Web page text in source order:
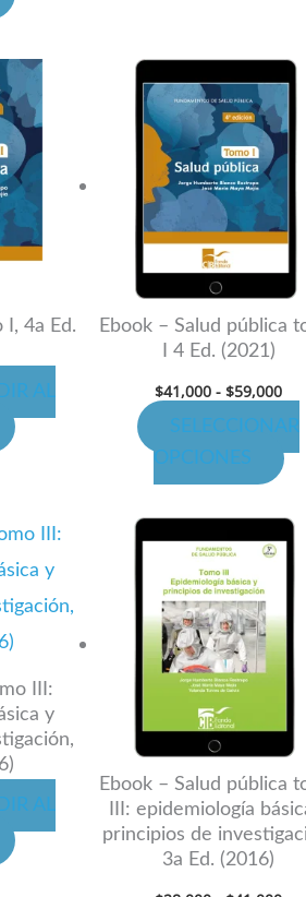
I, 4a Ed.
AL
Ebook – Salud pública
I 4 Ed. (2021)
$41,000 - $59,000
de
SELECCIONAR
OPCIONES
Este
Las
se
la
III:
y
AL
Ebook – Salud pública
III: epidemiología
principios de
3a Ed. (2016)
de
Este
se
en